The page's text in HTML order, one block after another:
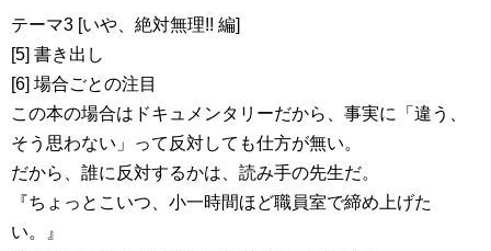
テーマ3 [いや、絶対無理!! 編]
[5] 書き出し
[6] 場合ごとの注目
この本の場合はドキュメンタリーだから、事実に「違う、
そう思わない」って反対しても仕方が無い。
だから、誰に反対するかは、読み手の先生だ。
『ちょっとこいつ、小一時間ほど職員室で締め上げた
い。』